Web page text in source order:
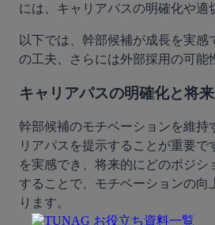
には、キャリアパスの明確化や適
以下では、幹部候補が成長を実
の工夫、さらには外部採用の可能
キャリアパスの明確化と将
幹部候補のモチベーションを維持
リアパスを提示することが重要
を実感でき、将来的にどのポジ
することで、モチベーションの向
ります。